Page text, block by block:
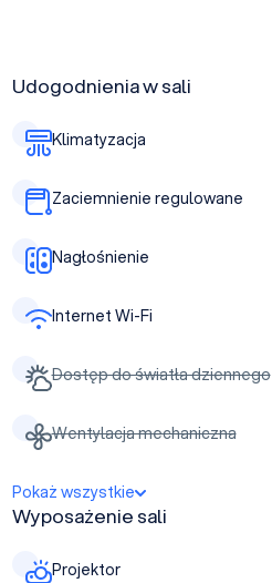
Udogodnienia w sali
Klimatyzacja
Zaciemnienie regulowane
Nagłośnienie
Internet Wi-Fi
Dostęp do światła dziennego
Wentylacja mechaniczna
Pokaż wszystkie
Wyposażenie sali
Projektor